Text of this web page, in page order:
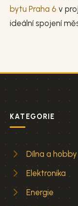
bytu Praha 6 v
ideální spojení
KATEGORIE
Dílna a hobby
Elektronika
Energie